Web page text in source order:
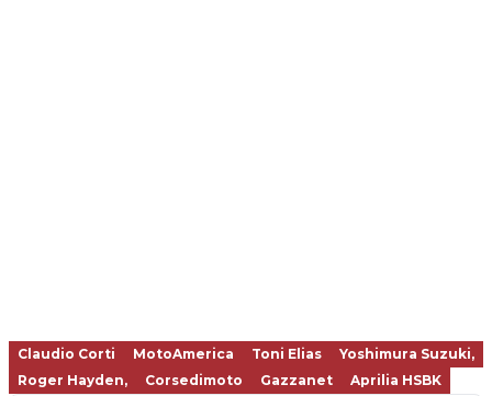
Claudio Corti MotoAmerica Toni Elias
Yoshimura Suzuki,
Roger Hayden,
Corsedimoto Gazzanet Aprilia HSBK